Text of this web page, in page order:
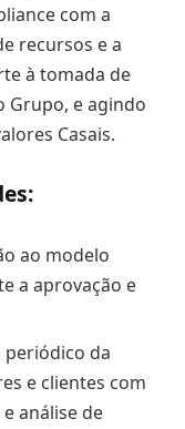
com a
recursos e a
à tomada de
Grupo, e agindo
Casais.
ao modelo
a aprovação e
periódico da
e clientes com
análise de